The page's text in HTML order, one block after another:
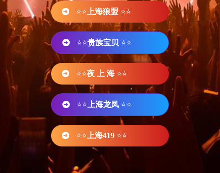
⭐⭐ 上海狼盟 ⭐⭐
⭐⭐贵族宝贝 ⭐⭐
⭐⭐夜 上 海 ⭐⭐
⭐⭐ 上海龙凤 ⭐⭐
⭐⭐ 上海419 ⭐⭐